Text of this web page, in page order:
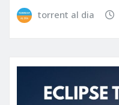
torrent al dia